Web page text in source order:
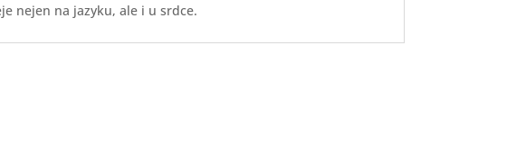
nejen na jazyku, ale i u srdce.